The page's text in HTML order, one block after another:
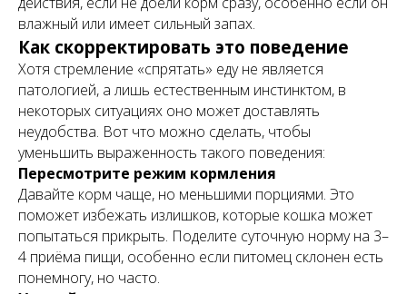
влажный или имеет сильный запах.
Как скорректировать это поведение
Хотя стремление «спрятать» еду не является
патологией, а лишь естественным инстинктом, в
некоторых ситуациях оно может доставлять
неудобства. Вот что можно сделать, чтобы
уменьшить выраженность такого поведения:
Пересмотрите режим кормления
Давайте корм чаще, но меньшими порциями. Это
поможет избежать излишков, которые кошка может
попытаться прикрыть. Поделите суточную норму на 3–
4 приёма пищи, особенно если питомец склонен есть
понемногу, но часто.